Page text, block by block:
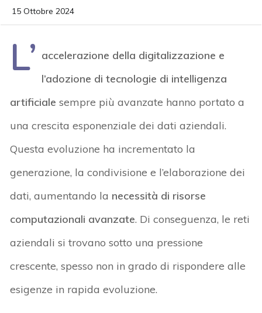
15 Ottobre 2024
L’ accelerazione della digitalizzazione e
l’adozione di tecnologie di intelligenza
artificiale sempre più avanzate hanno portato a
una crescita esponenziale dei dati aziendali.
Questa evoluzione ha incrementato la
generazione, la condivisione e l’elaborazione dei
dati, aumentando la necessità di risorse
computazionali avanzate. Di conseguenza, le reti
aziendali si trovano sotto una pressione
crescente, spesso non in grado di rispondere alle
esigenze in rapida evoluzione.